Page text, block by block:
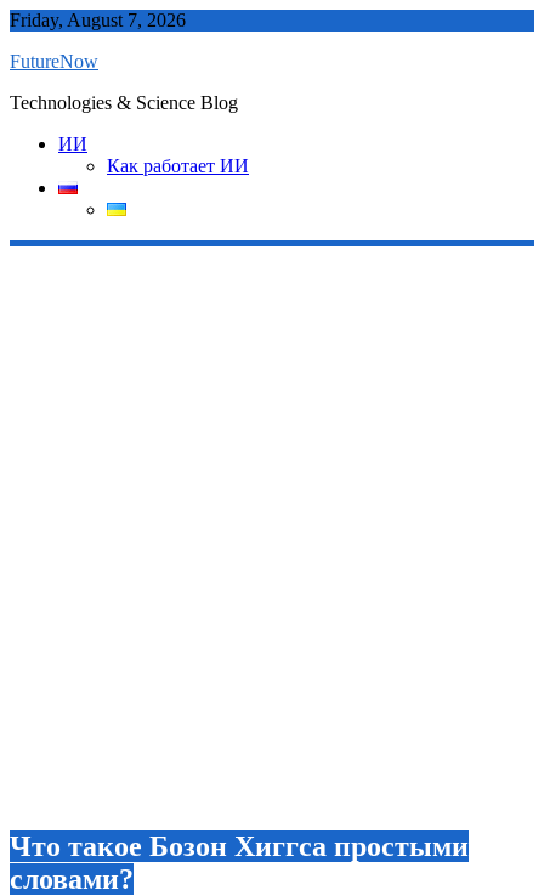
Skip
content
Friday, August 7, 2026
FutureNow
Technologies & Science Blog
ИИ
Как работает ИИ
Что такое Бозон Хиггса простыми
словами?